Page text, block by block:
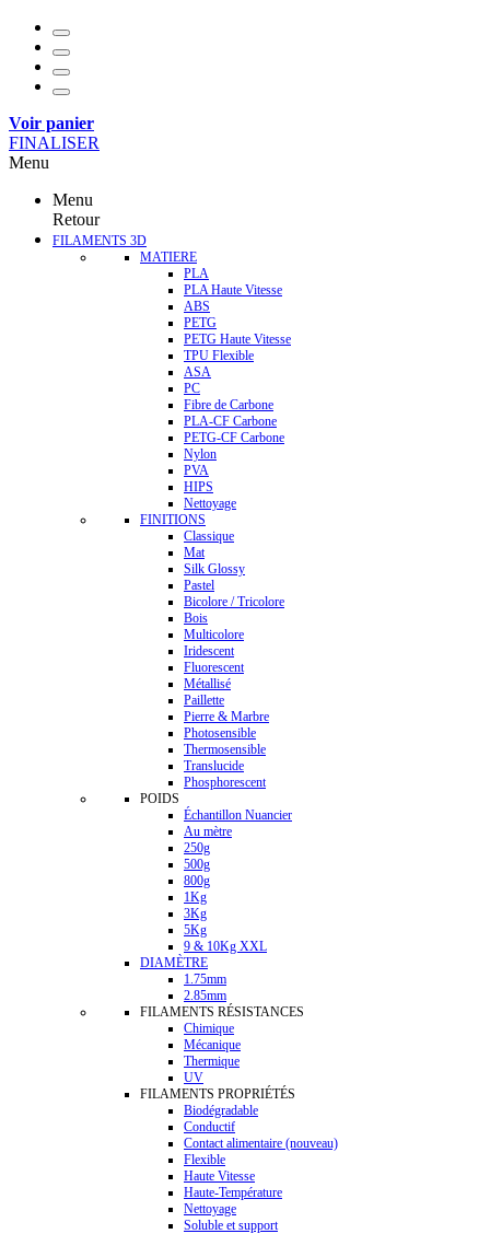
Voir panier
FINALISER
Menu
Menu
Retour
FILAMENTS 3D
MATIERE
PLA
PLA Haute Vitesse
ABS
PETG
PETG Haute Vitesse
TPU Flexible
ASA
PC
Fibre de Carbone
PLA-CF Carbone
PETG-CF Carbone
Nylon
PVA
HIPS
Nettoyage
FINITIONS
Classique
Mat
Silk Glossy
Pastel
Bicolore / Tricolore
Bois
Multicolore
Iridescent
Fluorescent
Métallisé
Paillette
Pierre & Marbre
Photosensible
Thermosensible
Translucide
Phosphorescent
POIDS
Échantillon Nuancier
Au mètre
250g
500g
800g
1Kg
3Kg
5Kg
9 & 10Kg XXL
DIAMÈTRE
1.75mm
2.85mm
FILAMENTS RÉSISTANCES
Chimique
Mécanique
Thermique
UV
FILAMENTS PROPRIÉTÉS
Biodégradable
Conductif
Contact alimentaire (nouveau)
Flexible
Haute Vitesse
Haute-Température
Nettoyage
Soluble et support